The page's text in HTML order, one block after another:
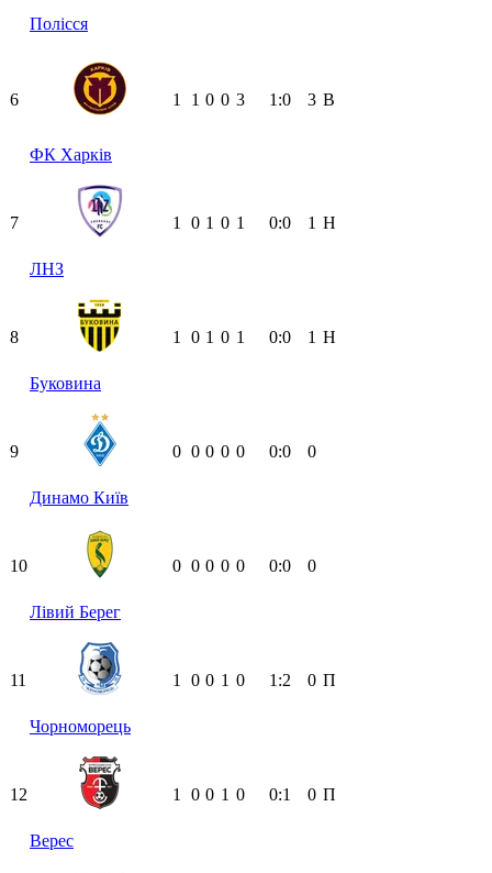
Полісся
6
ФК Харків
1 1 0 0 3 1:0 3 В
7
ЛНЗ
1 0 1 0 1 0:0 1 Н
8
Буковина
1 0 1 0 1 0:0 1 Н
9
Динамо Київ
0 0 0 0 0 0:0 0
10
Лівий Берег
0 0 0 0 0 0:0 0
11
Чорноморець
1 0 0 1 0 1:2 0 П
12
Верес
1 0 0 1 0 0:1 0 П